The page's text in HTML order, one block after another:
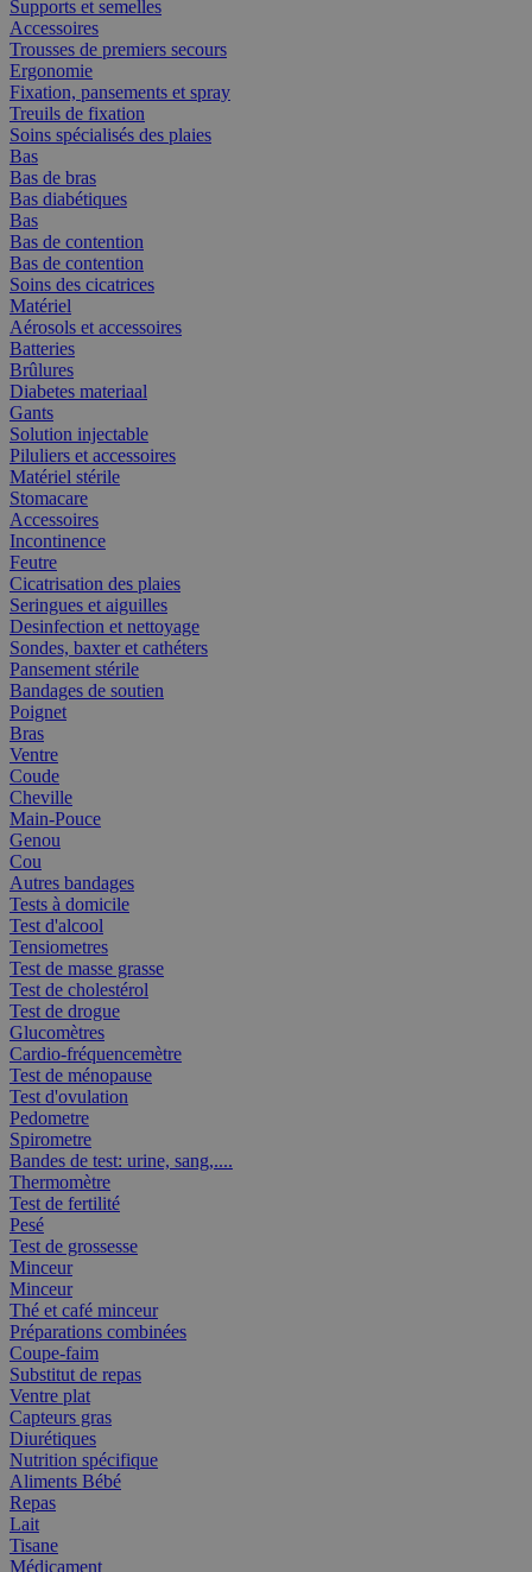
Supports et semelles
Accessoires
Trousses de premiers secours
Ergonomie
Fixation, pansements et spray
Treuils de fixation
Soins spécialisés des plaies
Bas
Bas de bras
Bas diabétiques
Bas
Bas de contention
Bas de contention
Soins des cicatrices
Matériel
Aérosols et accessoires
Batteries
Brûlures
Diabetes materiaal
Gants
Solution injectable
Piluliers et accessoires
Matériel stérile
Stomacare
Accessoires
Incontinence
Feutre
Cicatrisation des plaies
Seringues et aiguilles
Desinfection et nettoyage
Sondes, baxter et cathéters
Pansement stérile
Bandages de soutien
Poignet
Bras
Ventre
Coude
Cheville
Main-Pouce
Genou
Cou
Autres bandages
Tests à domicile
Test d'alcool
Tensiometres
Test de masse grasse
Test de cholestérol
Test de drogue
Glucomètres
Cardio-fréquencemètre
Test de ménopause
Test d'ovulation
Pedometre
Spirometre
Bandes de test: urine, sang,....
Thermomètre
Test de fertilité
Pesé
Test de grossesse
Minceur
Minceur
Thé et café minceur
Préparations combinées
Coupe-faim
Substitut de repas
Ventre plat
Capteurs gras
Diurétiques
Nutrition spécifique
Aliments Bébé
Repas
Lait
Tisane
Médicament